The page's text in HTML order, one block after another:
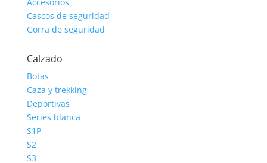
Cascos de seguridad
Gorra de seguridad
Calzado
Botas
Caza y trekking
Deportivas
Series blanca
S1P
S2
S3